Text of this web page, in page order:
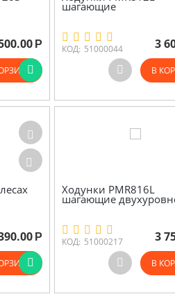
Р
шагающие
КОД: 51000044 3
В
Р
Ходунки PMR816L
шагающие
КОД: 51000217 3
В